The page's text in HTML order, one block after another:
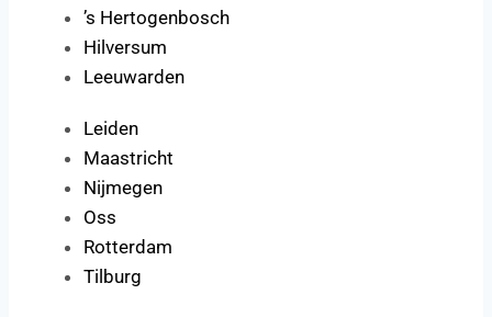
’s Hertogenbosch
Hilversum
Leeuwarden
Leiden
Maastricht
Nijmegen
Oss
Rotterdam
Tilburg